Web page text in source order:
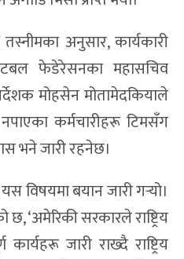
अनुसार, कार्यकारी
फेडेरेसनका महासचिव
मोहसेन मोतामेदकियाले
कर्मचारीहरू टिमसँग
भने जारी रहनेछ।
बयान जारी गर्‍यो।
‘अमेरिकी सरकारले राष्ट्रिय
जारी राख्दै राष्ट्रिय